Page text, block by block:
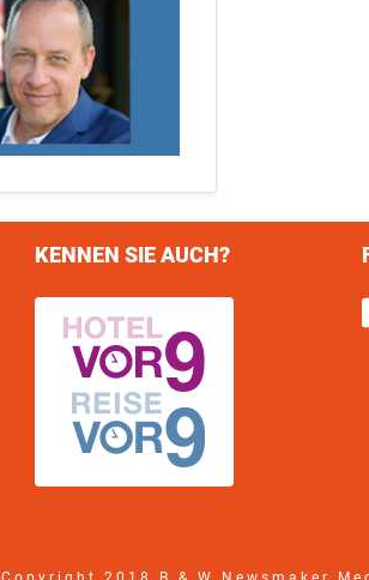
KENNEN SIE AUCH?